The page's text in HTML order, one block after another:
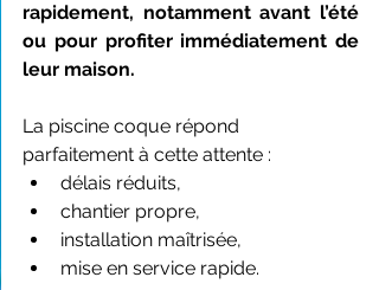
rapidement, notamment avant l’été
ou pour profiter immédiatement de
leur maison.
La piscine coque répond
parfaitement à cette attente :
délais réduits,
chantier propre,
installation maîtrisée,
mise en service rapide.